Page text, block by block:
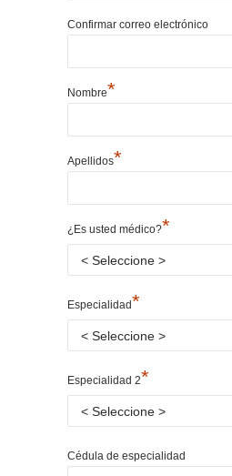
Confirmar correo electrónico
Nombre*
Apellidos*
¿Es usted médico?*
Especialidad*
Especialidad 2*
Cédula de especialidad